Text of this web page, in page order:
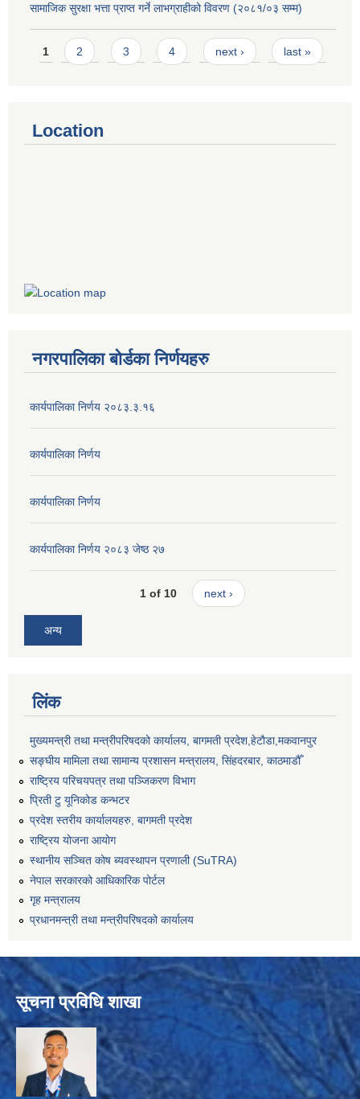
सामाजिक सुरक्षा भत्ता प्राप्त गर्ने लाभग्राहीको विवरण (२०८१/०३ सम्म)
Pages
1 2 3 4 next › last »
Location
नगरपालिका बोर्डका निर्णयहरु
कार्यपालिका निर्णय २०८३.३.१६
कार्यपालिका निर्णय
कार्यपालिका निर्णय
कार्यपालिका निर्णय २०८३ जेष्ठ २७
1 of 10 next ›
अन्य
लिंक
मुख्यमन्त्री तथा मन्त्रीपरिषदको कार्यालय, बागमती प्रदेश,हेटाैडा,मकवानपुर
सङ्‍घीय मामिला तथा सामान्य प्रशासन मन्त्रालय, सिंहदरबार, काठमाडौँ
राष्ट्रिय परिचयपत्र तथा पञ्जिकरण विभाग
प्रिती टु यूनिकोड कन्भटर
प्रदेश स्तरीय कार्यालयहरु, बागमती प्रदेश
राष्ट्रिय योजना आयोग
स्थानीय सञ्चित कोष ब्यवस्थापन प्रणाली (SuTRA)
नेपाल सरकारको आधिकारिक पोर्टल
गृह मन्त्रालय
प्रधानमन्त्री तथा मन्त्रीपरिषदको कार्यालय
सूचना प्रविधि शाखा